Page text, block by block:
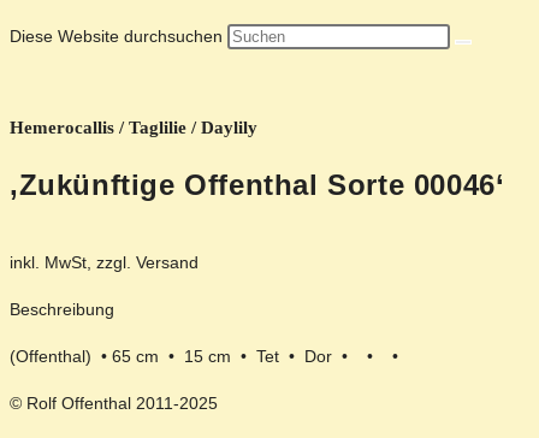
Diese Website durchsuchen
Hemerocallis / Taglilie / Daylily
‚Zukünftige Offenthal Sorte 00046‘
inkl. MwSt, zzgl. Versand
Beschreibung
(Offenthal) • 65 cm • 15 cm • Tet • Dor • • •
© Rolf Offenthal 2011-2025